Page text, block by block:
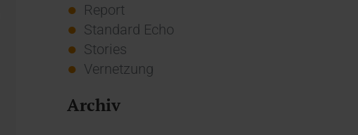
Report
Standard Echo
Stories
Vernetzung
Archiv